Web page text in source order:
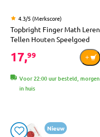
4.3/5 (Merkscore)
Topbright Finger Math Leren
Tellen Houten Speelgoed
17,99
Voor 22:00 uur besteld, morgen
in huis
Nieuw